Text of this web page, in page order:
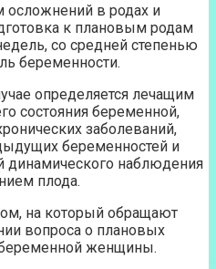
в родах и
к плановым родам
со средней степенью
беременности.
определяется лечащим
состояния беременной,
заболеваний,
беременностей и
динамического наблюдения
плода.
на который обращают
вопроса о плановых
беременной женщины.